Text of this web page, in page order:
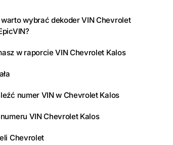
wybrać dekoder VIN Chevrolet
w raporcie VIN Chevrolet Kalos
numer VIN w Chevrolet Kalos
VIN Chevrolet Kalos
Chevrolet